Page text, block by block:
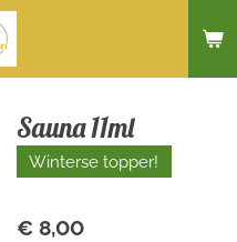
Sauna 11ml
Winterse topper!
€ 8,00